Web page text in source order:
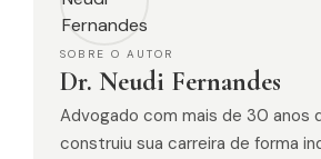
SOBRE O AUTOR
Dr. Neudi Fernandes
Advogado com mais de 30 anos
construiu sua carreira de forma